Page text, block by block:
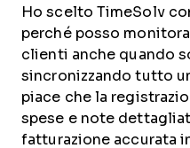
Ho scelto TimeSolv
perché posso
clienti anche quando
sincronizzando tutto
piace che la
spese e note
fatturazione accurata